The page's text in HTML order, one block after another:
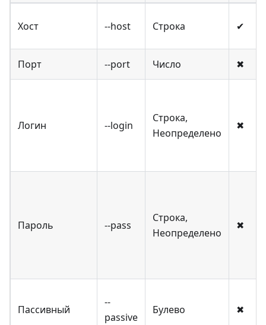
Хост --host Строка ✔
Порт --port Число ✖
Логин --login
Строка,
Неопределено
✖
Пароль --pass
Строка,
Неопределено
✖
Пассивный
--
passive
Булево ✖